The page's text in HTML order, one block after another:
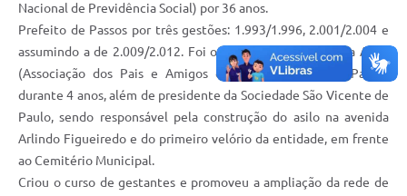
Nacional de Previdência Social) por 36 anos.
Prefeito de Passos por três gestões: 1.993/1.996, 2.001/2.004 e
assumindo a de 2.009/2.012. Foi o primeiro presidente da Apae
(Associação dos Pais e Amigos dos Excepcionais) de Passos
durante 4 anos, além de presidente da Sociedade São Vicente de
Paulo, sendo responsável pela construção do asilo na avenida
Arlindo Figueiredo e do primeiro velório da entidade, em frente
ao Cemitério Municipal.
Criou o curso de gestantes e promoveu a ampliação da rede de